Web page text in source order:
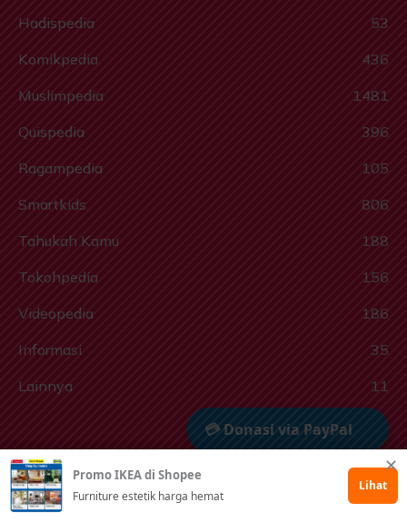
Hadispedia
53
Komikpedia
436
Muslimpedia
1481
Quispedia
396
Ragampedia
105
Smartkids
806
Tahukah Kamu
188
Tokohpedia
156
Videopedia
186
Informasi
35
Lainnya
11
💳 Donasi via PayPal
🤲 Dukung via Kitabisa
✕
Promo IKEA di Shopee
Furniture estetik harga hemat
Lihat